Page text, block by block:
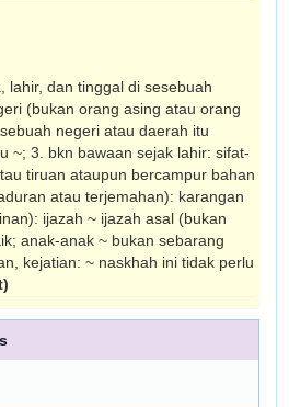
lahir, dan tinggal di sesebuah
(bukan orang asing atau orang
negeri atau daerah itu
~; 3. bkn bawaan sejak lahir: sifat-
tiruan ataupun bercampur bahan
atau terjemahan): karangan
ijazah ~ ijazah asal (bukan
anak-anak ~ bukan sebarang
kejatian: ~ naskhah ini tidak perlu